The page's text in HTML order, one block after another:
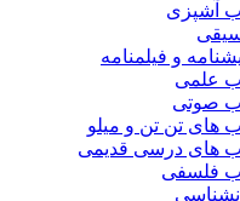
آشپزی
و فیلمنامه
علمی
صوتی
های تن تن و میلو
های درسی قدیمی
فلسفی